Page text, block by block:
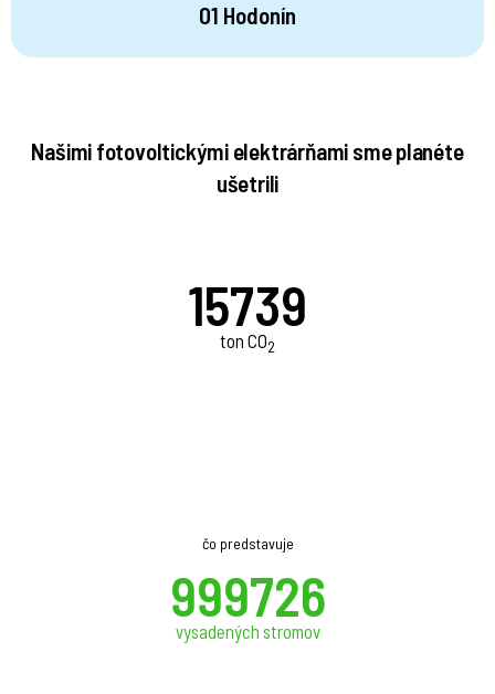
01 Hodonín
Našimi fotovoltickými elektrárňami sme planéte
ušetrili
15761
ton CO2
čo predstavuje
1018412
vysadených stromov